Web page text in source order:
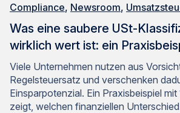
Compliance, Newsroom,
Was eine saubere USt-
wirklich wert ist: ein
Viele Unternehmen nutzen aus
Regelsteuersatz und verschenken
Einsparpotenzial. Ein Praxisbeispiel
zeigt, welchen finanziellen